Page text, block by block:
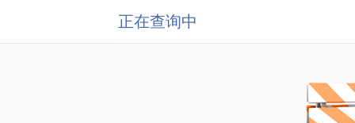
正在查询中